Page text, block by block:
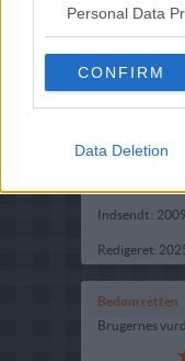
Personal Data
CONFIRM
Data Deletion
Ret :Brød
Fryseegnet :
Indsendt :
Redigeret:
Bedøm retten
Brugernes